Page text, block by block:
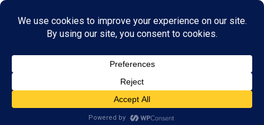
Minister
Sjoerdsma zoekt